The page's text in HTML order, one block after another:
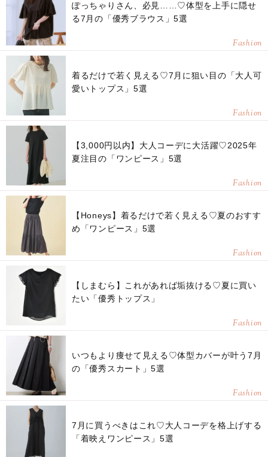
ぽっちゃりさん、必見……♡体型を上手に隠せ
る7月の「優秀ブラウス」5選
Fashion
着るだけで若く見える♡7月に狙い目の「大人可
愛いトップス」5選
Fashion
【3,000円以内】大人コーデに大活躍♡2025年
夏注目の「ワンピース」5選
Fashion
【Honeys】着るだけで若く見える♡夏のおすす
め「ワンピース」5選
Fashion
【しまむら】これがあれば垢抜ける♡夏に買い
たい「優秀トップス」
Fashion
いつもより痩せて見える♡体型カバーが叶う7月
の「優秀スカート」5選
Fashion
7月に買うべきはこれ♡大人コーデを格上げする
「着映えワンピース」5選